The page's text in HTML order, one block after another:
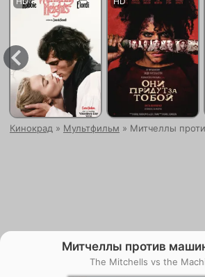
Кинокрад » Мультфильм » Митчеллы
Митчеллы против
The Mitchells vs the